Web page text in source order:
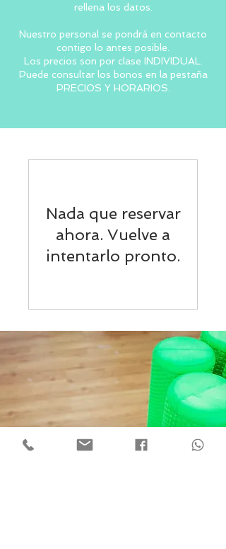
rellena los datos.
Nuestro personal se pondrá en contacto
contigo lo antes posible.
Los precios son por clase INDIVIDUAL.
Puede consultar los bonos en la pestaña
PRECIOS Y HORARIOS.
Nada que reservar
ahora. Vuelve a
intentarlo pronto.